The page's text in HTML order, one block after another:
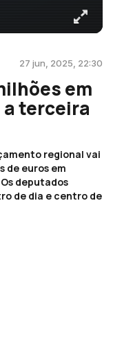
27 jun, 2025, 22:30
em
terceira
regional vai
de euros em
deputados
de dia e centro de